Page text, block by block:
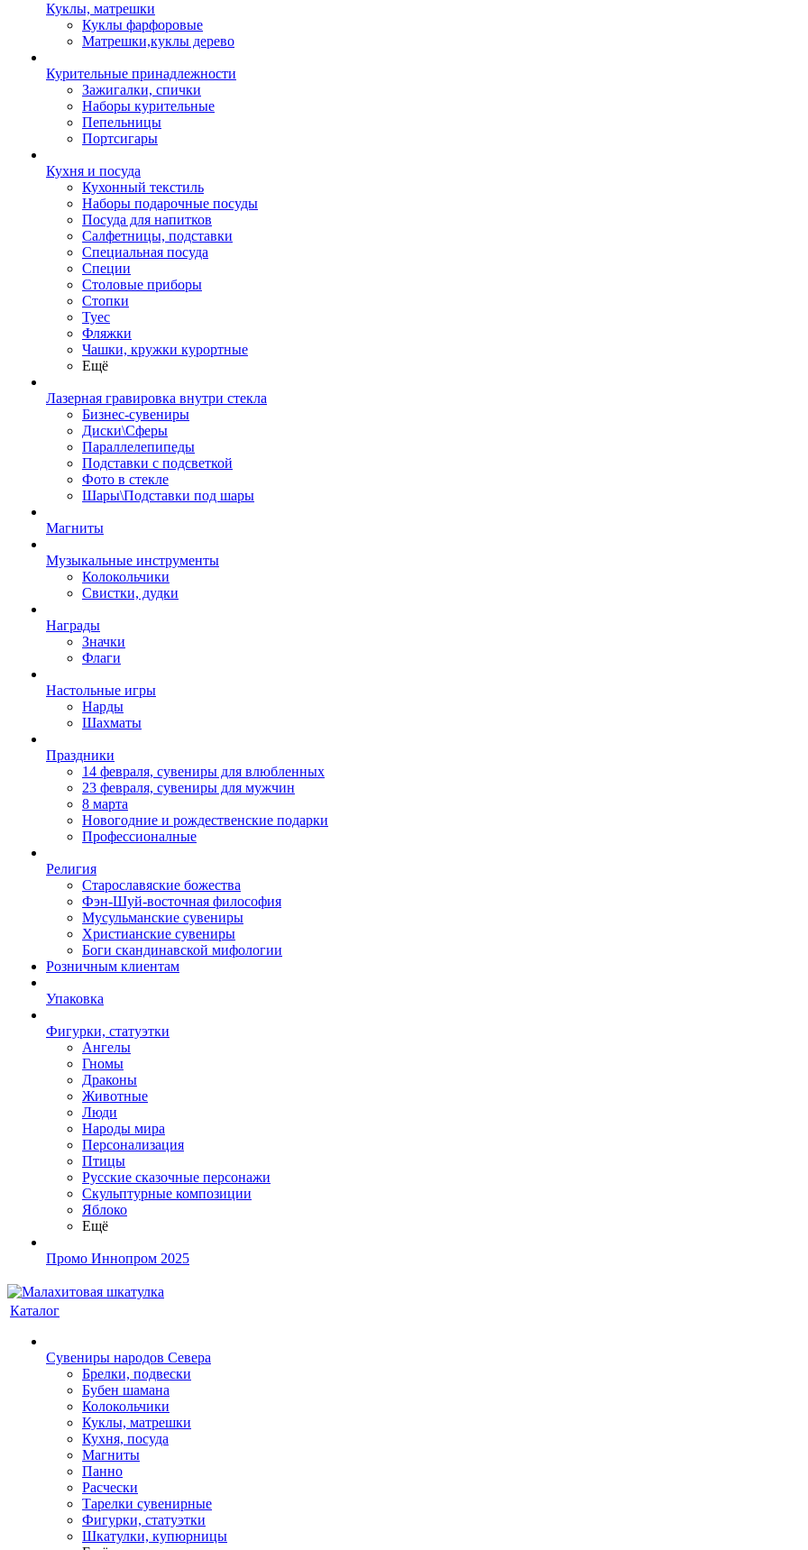
Куклы, матрешки
Куклы фарфоровые
Матрешки,куклы дерево
Курительные принадлежности
Зажигалки, спички
Наборы курительные
Пепельницы
Портсигары
Кухня и посуда
Кухонный текстиль
Наборы подарочные посуды
Посуда для напитков
Салфетницы, подставки
Специальная посуда
Специи
Столовые приборы
Стопки
Туес
Фляжки
Чашки, кружки курортные
Ещё
Лазерная гравировка внутри стекла
Бизнес-сувениры
Диски\Сферы
Параллелепипеды
Подставки с подсветкой
Фото в стекле
Шары\Подставки под шары
Магниты
Музыкальные инструменты
Колокольчики
Свистки, дудки
Награды
Значки
Флаги
Настольные игры
Нарды
Шахматы
Праздники
14 февраля, сувениры для влюбленных
23 февраля, сувениры для мужчин
8 марта
Новогодние и рождественские подарки
Профессионалные
Религия
Старославяские божества
Фэн-Шуй-восточная философия
Мусульманские сувениры
Христианские сувениры
Боги скандинавской мифологии
Розничным клиентам
Упаковка
Фигурки, статуэтки
Ангелы
Гномы
Драконы
Животные
Люди
Народы мира
Персонализация
Птицы
Русские сказочные персонажи
Скульптурные композиции
Яблоко
Ещё
Промо Иннопром 2025
Каталог
Сувениры народов Севера
Брелки, подвески
Бубен шамана
Колокольчики
Куклы, матрешки
Кухня, посуда
Магниты
Панно
Расчески
Тарелки сувенирные
Фигурки, статуэтки
Шкатулки, купюрницы